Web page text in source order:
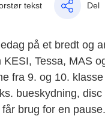
tekst Del
på et bredt og
Tessa, MAS
fra 9. og 10.
bueskydning,
brug for en pause.